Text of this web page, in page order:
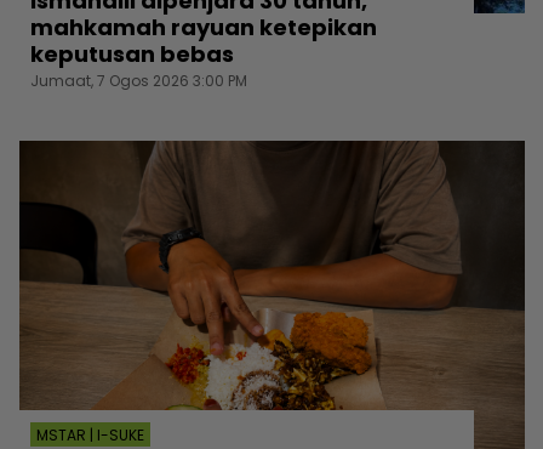
mahkamah rayuan ketepikan
keputusan bebas
Jumaat, 7 Ogos 2026 3:00 PM
MSTAR | I-SUKE